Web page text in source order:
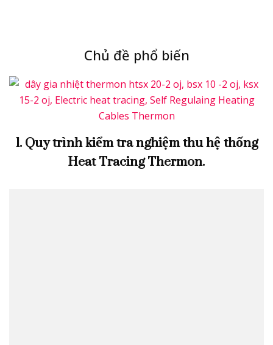
Chủ đề phổ biến
1. Quy trình kiểm tra nghiệm thu hệ thống
Heat Tracing Thermon.